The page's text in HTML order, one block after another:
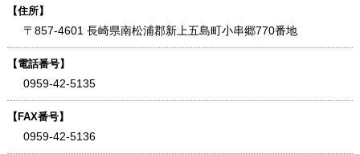
【住所】
〒857-4601 長崎県南松浦郡新上五島町小串郷770番地
【電話番号】
0959-42-5135
【FAX番号】
0959-42-5136